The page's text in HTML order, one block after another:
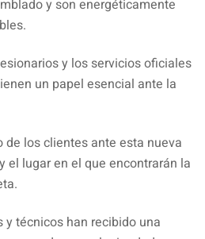
y son energéticamente
y los servicios oficiales
un papel esencial ante la
los clientes ante esta nueva
el lugar en el que encontrarán la
técnicos han recibido una